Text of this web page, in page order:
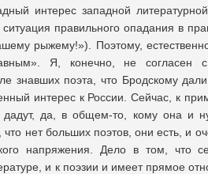
интерес западной
правильного опадания в
рыжему!»). Поэтому,
Я, конечно, не согласен с
знавших поэта, что Бродскому
интерес к России. Сейчас, к
дадут, да, в общем-то, кому она и
что нет больших поэтов, они есть, и
напряжения. Дело в том, что
и к поэзии и имеет прямое